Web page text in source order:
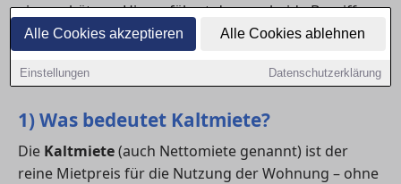
Alle Cookies akzeptieren Alle Cookies ablehnen
Einstellungen Datenschutzerklärung
einzuschätzen. Hier erfährst du, was beide Begriffe
genau bedeuten, welche Nebenkosten dazugehören
– und worauf du bei deiner Mietkalkulation achten
solltest.
1) Was bedeutet Kaltmiete?
Die Kaltmiete(auch Nettomiete genannt) ist der
reine Mietpreis für die Nutzung der Wohnung – ohne